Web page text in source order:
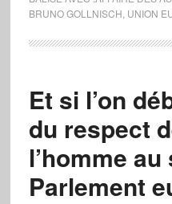
BRUNO GOLLNISCH UNION
Et si l’on
du respect
l’homme
Parlement